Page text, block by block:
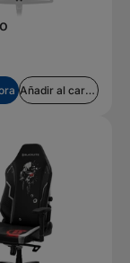
Añadir al carrito